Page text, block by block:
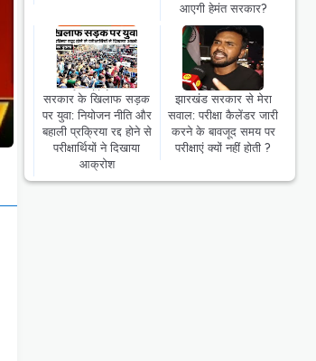
आएगी हेमंत सरकार?
सरकार के खिलाफ सड़क
पर युवा: नियोजन नीति और
बहाली प्रक्रिया रद्द होने से
परीक्षार्थियों ने दिखाया
आक्रोश
झारखंड सरकार से मेरा
सवाल: परीक्षा कैलेंडर जारी
करने के बावजूद समय पर
परीक्षाएं क्यों नहीं होती ?